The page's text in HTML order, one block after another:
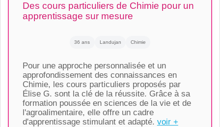
Des cours particuliers de Chimie pour un
apprentissage sur mesure
36 ans Landujan Chimie
Pour une approche personnalisée et un
approfondissement des connaissances en
Chimie, les cours particuliers proposés par
Élise G. sont la clé de la réussite. Grâce à sa
formation poussée en sciences de la vie et de
l'agroalimentaire, elle offre un cadre
d'apprentissage stimulant et adapté. voir +